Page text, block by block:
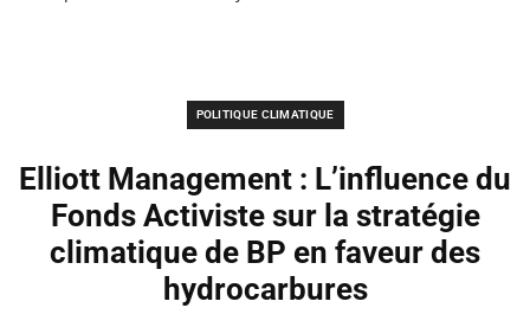
POLITIQUE CLIMATIQUE
Elliott Management : L’influence du
Fonds Activiste sur la stratégie
climatique de BP en faveur des
hydrocarbures